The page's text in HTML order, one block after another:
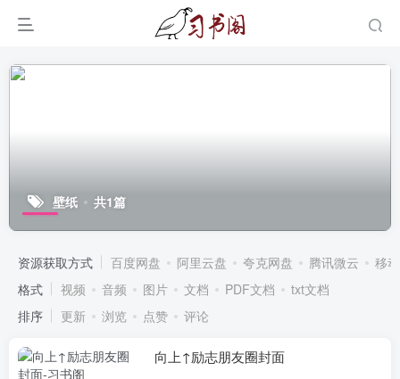
壁纸 共1篇
资源获取方式 百度网盘 阿里云盘 夸克网盘 腾讯微云
移
格式
视频 音频 图片 文档 PDF文档
txt文档
排序
更新 浏览 点赞 评论
向上↑励志朋友圈封面